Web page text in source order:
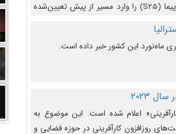
(بخش پایینی) آن (B9) توانست بخش بالایی فضاپیما (S25) را وارد مسیر از پیش تعیین‌شده
شود.
ماه‌نورد این کشور خبر داده است.
۲۰۲۳
فضا در سال ۲۰۲۳ «فضا و کارآفرینی» اعلام شده است. این موضوع به
روزافزون کارآفرینی در حوزه فضایی و